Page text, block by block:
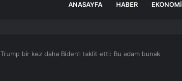
ANASAYFA HABER EKONOMI
Trump bir kez daha Biden’ı taklit etti: Bu adam bunak